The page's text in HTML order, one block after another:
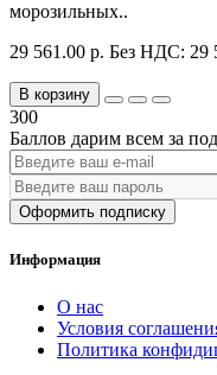
морозильных..
29 561.00 р. Без НДС: 29
В корзину
300
Баллов дарим всем за
Оформить подписку
Информация
О нас
Условия
Политика